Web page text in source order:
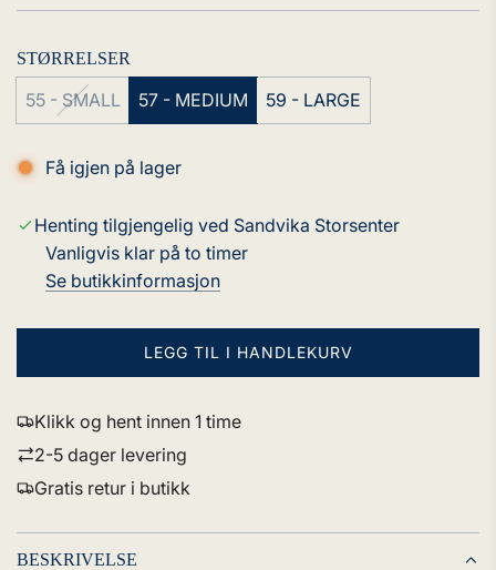
pris
STØRRELSER
55 - SMALL 57 - MEDIUM 59 - LARGE
Få igjen på lager
Henting tilgjengelig ved Sandvika Storsenter
Vanligvis klar på to timer
Se butikkinformasjon
LEGG TIL I HANDLEKURV
L
.
Klikk og hent innen 1 time
2-5 dager levering
Gratis retur i butikk
BESKRIVELSE